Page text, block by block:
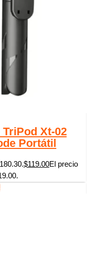
Xt-02
Portátil
$119.00El precio